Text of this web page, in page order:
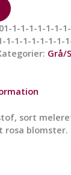
01-1-1-1-1-1-1-
1-1-1-1-1-1-1-
Grå/
sort
rosa blomster.